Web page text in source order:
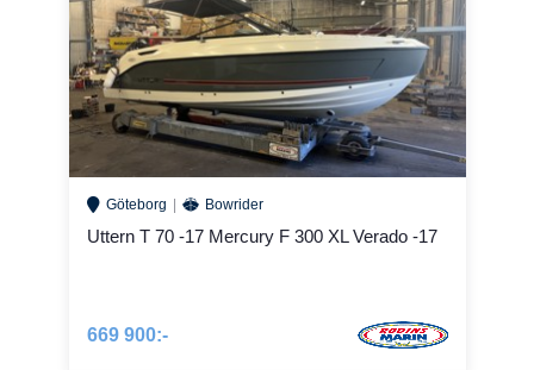
Göteborg Bowrider
Uttern T 70 -17 Mercury F 300 XL Verado -17
669 900:-